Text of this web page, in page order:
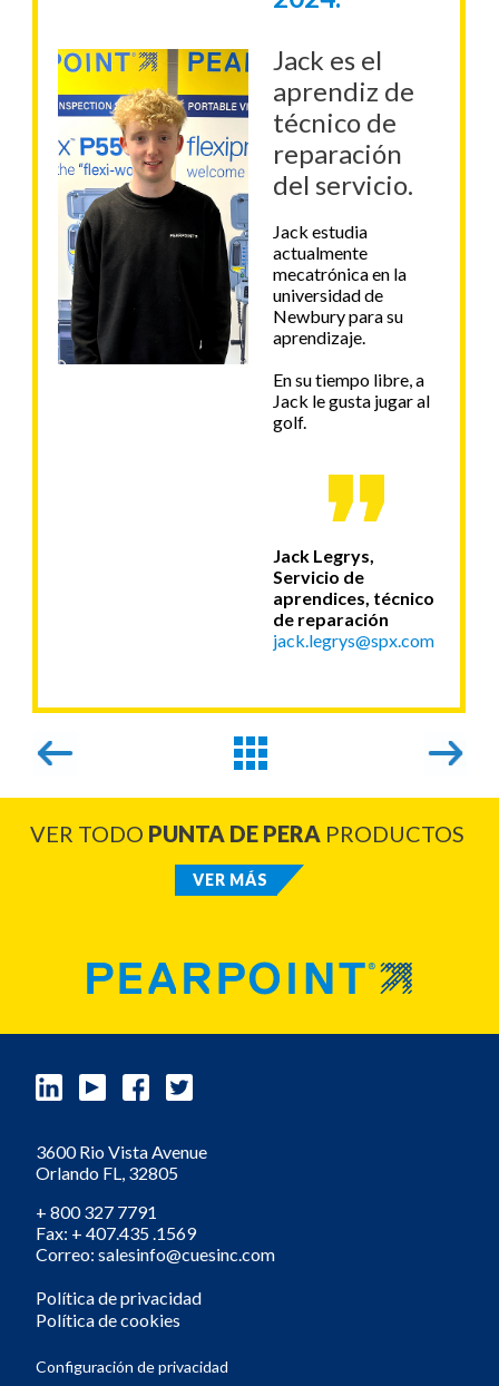
Jack es el
aprendiz de
técnico de
reparación
del servicio.
Jack estudia
actualmente
mecatrónica en la
universidad de
Newbury para su
aprendizaje.
En su tiempo libre, a
Jack le gusta jugar al
golf.
Jack Legrys,
Servicio de
aprendices, técnico
de reparación
jack.legrys@spx.com
VER TODO PUNTA DE PERA PRODUCTOS
VER MÁS
3600 Rio Vista Avenue
Orlando FL, 32805
+ 800 327 7791
Fax: + 407.435 .1569
Correo: salesinfo@cuesinc.com
Política de privacidad
Política de cookies
Configuración de privacidad